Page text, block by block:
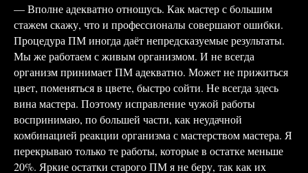
— Вполне адекватно отношусь. Как мастер с большим
стажем скажу, что и профессионалы совершают ошибки.
Процедура ПМ иногда даёт непредсказуемые результаты.
Мы же работаем с живым организмом. И не всегда
организм принимает ПМ адекватно. Может не прижиться
цвет, поменяться в цвете, быстро сойти. Не всегда здесь
вина мастера. Поэтому исправление чужой работы
воспринимаю, по большей части, как неудачной
комбинацией реакции организма с мастерством мастера. Я
перекрываю только те работы, которые в остатке меньше
20%. Яркие остатки старого ПМ я не беру, так как их